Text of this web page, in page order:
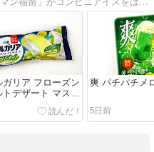
ガリア フローズン
トデザート マスカ
爽 パチパチメ
5日前